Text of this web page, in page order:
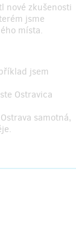
nové zkušenosti
jsme
místa.
jsem
Ostravica
samotná,